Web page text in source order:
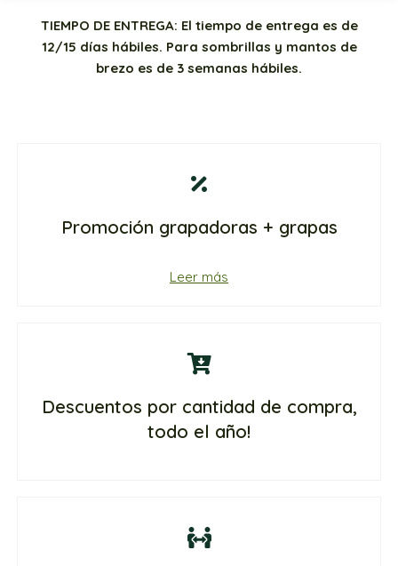
TIEMPO DE ENTREGA: El tiempo de entrega es de
12/15 días hábiles. Para sombrillas y mantos de
brezo es de 3 semanas hábiles.
Promoción grapadoras + grapas
Leer más
Descuentos por cantidad de compra,
todo el año!